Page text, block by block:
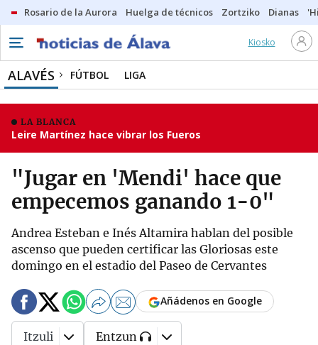
Rosario de la Aurora Huelga de técnicos Zortziko Dianas
Kiosko
ALAVÉS FÚTBOL LIGA
LA BLANCA
Leire Martínez hace vibrar los Fueros
"Jugar en 'Mendi' hace que
empecemos ganando 1-0"
Andrea Esteban e Inés Altamira hablan del posible
ascenso que pueden certificar las Gloriosas este
domingo en el estadio del Paseo de Cervantes
Añádenos en Google
Itzuli Entzun